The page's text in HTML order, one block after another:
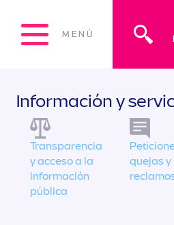
MENÚ
Información y
Transparencia
y acceso a la
información
pública
quejas y